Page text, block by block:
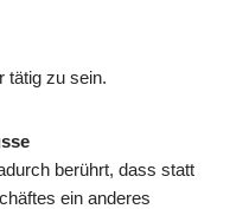
tätig zu sein.
berührt, dass statt
ein anderes